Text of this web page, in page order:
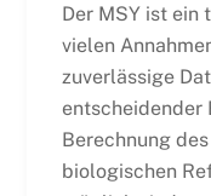
Der MSY ist ein
vielen
zuverlässige
entscheidender
Berechnung
biologischen